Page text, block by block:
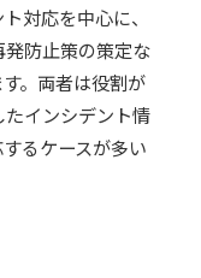
対応を中心に、
防止策の策定な
。両者は役割が
インシデント情
るケースが多い